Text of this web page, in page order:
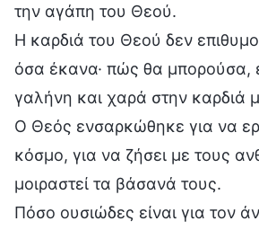
την αγάπη του Θεού.
Η καρδιά του Θεού δεν
όσα έκανα· πώς θα μπορούσα,
γαλήνη και χαρά στην καρδιά
Ο Θεός ενσαρκώθηκε για να
κόσμο, για να ζήσει με τους
μοιραστεί τα βάσανά τους.
Πόσο ουσιώδες είναι για τον